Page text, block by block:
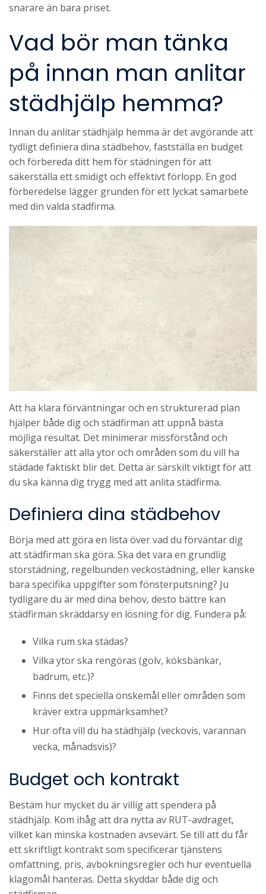
snarare än bara priset.
Vad bör man tänka
på innan man anlitar
städhjälp hemma?
Innan du anlitar städhjälp hemma är det avgörande att
tydligt definiera dina städbehov, fastställa en budget
och förbereda ditt hem för städningen för att
säkerställa ett smidigt och effektivt förlopp. En god
förberedelse lägger grunden för ett lyckat samarbete
med din valda städfirma.
Att ha klara förväntningar och en strukturerad plan
hjälper både dig och städfirman att uppnå bästa
möjliga resultat. Det minimerar missförstånd och
säkerställer att alla ytor och områden som du vill ha
städade faktiskt blir det. Detta är särskilt viktigt för att
du ska känna dig trygg med att anlita städfirma.
Definiera dina städbehov
Börja med att göra en lista över vad du förväntar dig
att städfirman ska göra. Ska det vara en grundlig
storstädning, regelbunden veckostädning, eller kanske
bara specifika uppgifter som fönsterputsning? Ju
tydligare du är med dina behov, desto bättre kan
städfirman skräddarsy en lösning för dig. Fundera på:
Vilka rum ska städas?
Vilka ytor ska rengöras (golv, köksbänkar,
badrum, etc.)?
Finns det speciella önskemål eller områden som
kräver extra uppmärksamhet?
Hur ofta vill du ha städhjälp (veckovis, varannan
vecka, månadsvis)?
Budget och kontrakt
Bestäm hur mycket du är villig att spendera på
städhjälp. Kom ihåg att dra nytta av RUT-avdraget,
vilket kan minska kostnaden avsevärt. Se till att du får
ett skriftligt kontrakt som specificerar tjänstens
omfattning, pris, avbokningsregler och hur eventuella
klagomål hanteras. Detta skyddar både dig och